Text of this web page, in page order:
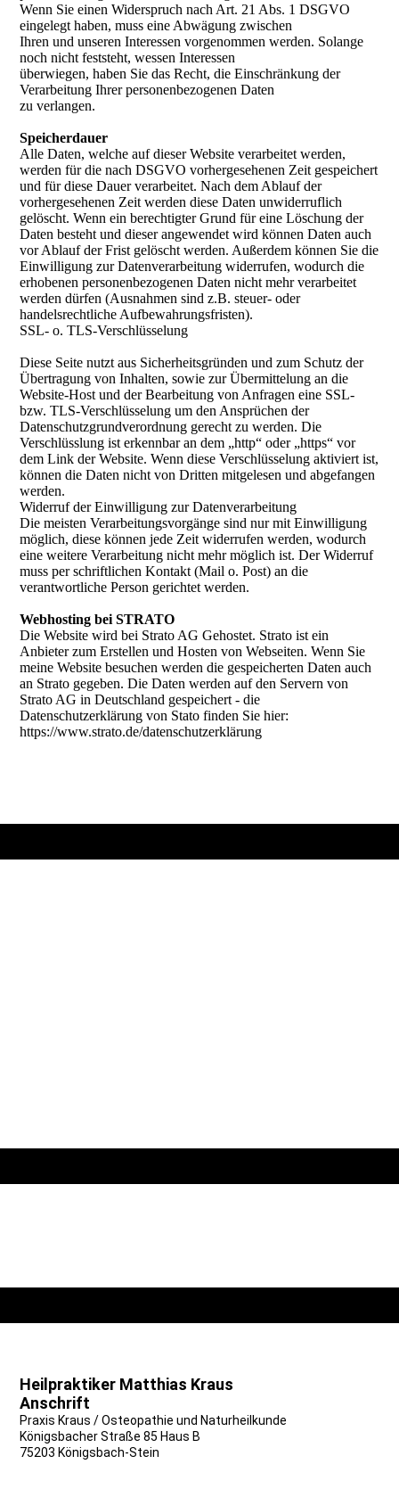
Wenn Sie einen Widerspruch nach Art. 21 Abs. 1 DSGVO
eingelegt haben, muss eine Abwägung zwischen
Ihren und unseren Interessen vorgenommen werden. Solange
noch nicht feststeht, wessen Interessen
überwiegen, haben Sie das Recht, die Einschränkung der
Verarbeitung Ihrer personenbezogenen Daten
zu verlangen.
Speicherdauer
Alle Daten, welche auf dieser Website verarbeitet werden,
werden für die nach DSGVO vorhergesehenen Zeit gespeichert
und für diese Dauer verarbeitet. Nach dem Ablauf der
vorhergesehenen Zeit werden diese Daten unwiderruflich
gelöscht. Wenn ein berechtigter Grund für eine Löschung der
Daten besteht und dieser angewendet wird können Daten auch
vor Ablauf der Frist gelöscht werden. Außerdem können Sie die
Einwilligung zur Datenverarbeitung widerrufen, wodurch die
erhobenen personenbezogenen Daten nicht mehr verarbeitet
werden dürfen (Ausnahmen sind z.B. steuer- oder
handelsrechtliche Aufbewahrungsfristen).
SSL- o. TLS-Verschlüsselung
Diese Seite nutzt aus Sicherheitsgründen und zum Schutz der
Übertragung von Inhalten, sowie zur Übermittelung an die
Website-Host und der Bearbeitung von Anfragen eine SSL-
bzw. TLS-Verschlüsselung um den Ansprüchen der
Datenschutzgrundverordnung gerecht zu werden. Die
Verschlüsslung ist erkennbar an dem „http“ oder „https“ vor
dem Link der Website. Wenn diese Verschlüsselung aktiviert ist,
können die Daten nicht von Dritten mitgelesen und abgefangen
werden.
Widerruf der Einwilligung zur Datenverarbeitung
Die meisten Verarbeitungsvorgänge sind nur mit Einwilligung
möglich, diese können jede Zeit widerrufen werden, wodurch
eine weitere Verarbeitung nicht mehr möglich ist. Der Widerruf
muss per schriftlichen Kontakt (Mail o. Post) an die
verantwortliche Person gerichtet werden.
Webhosting bei STRATO
Die Website wird bei Strato AG Gehostet. Strato ist ein
Anbieter zum Erstellen und Hosten von Webseiten. Wenn Sie
meine Website besuchen werden die gespeicherten Daten auch
an Strato gegeben. Die Daten werden auf den Servern von
Strato AG in Deutschland gespeichert - die
Datenschutzerklärung von Stato finden Sie hier:
https://www.strato.de/datenschutzerklärung
Heilpraktiker Matthias Kraus
Anschrift
Praxis Kraus / Osteopathie und Naturheilkunde
Königsbacher Straße 85 Haus B
75203 Königsbach-Stein